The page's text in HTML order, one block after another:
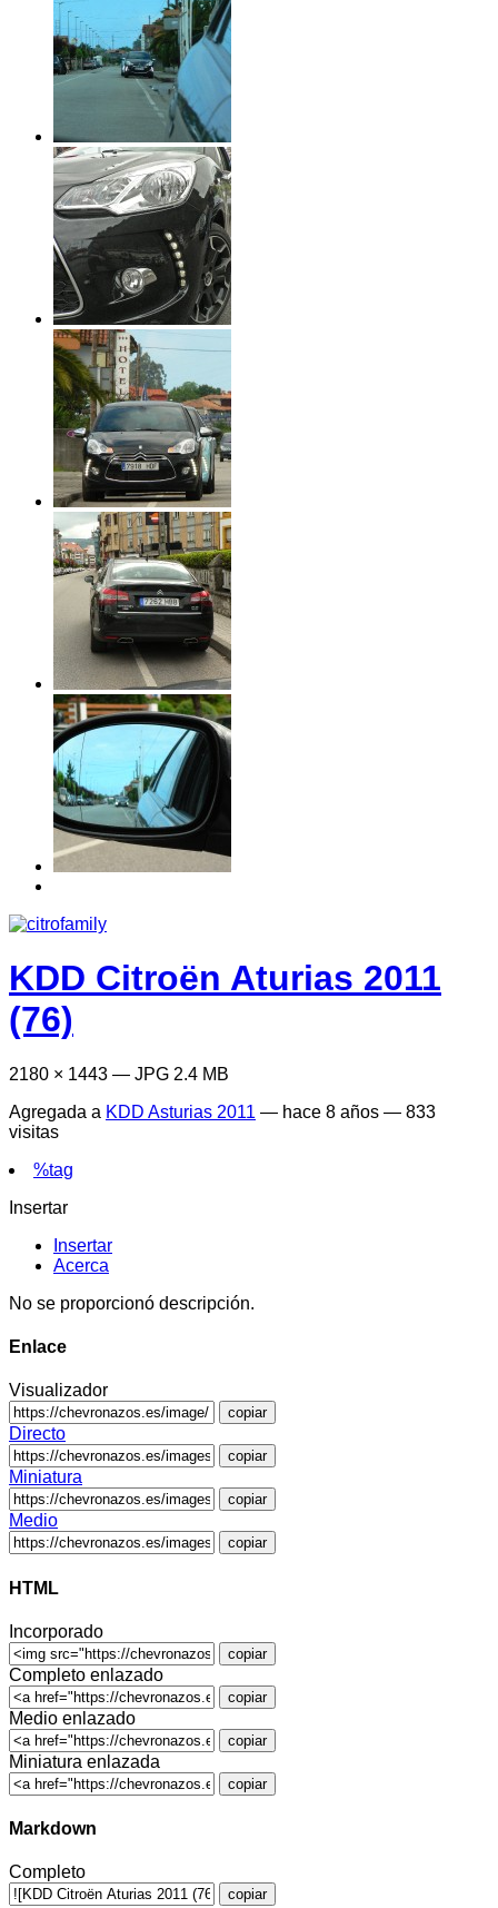
KDD Citroën Aturias 2011
(76)
2180 × 1443 — JPG 2.4 MB
Agregada a KDD Asturias 2011 — hace 8 años — 833
visitas
%tag
Insertar
Insertar
Acerca
No se proporcionó descripción.
Enlace
Visualizador
copiar
Directo
copiar
Miniatura
copiar
Medio
copiar
HTML
Incorporado
copiar
Completo enlazado
copiar
Medio enlazado
copiar
Miniatura enlazada
copiar
Markdown
Completo
copiar